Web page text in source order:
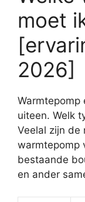
moet
2026]
Warmtepomp
uiteen. Welk
Veelal zijn de
warmtepomp
bestaande
en ander